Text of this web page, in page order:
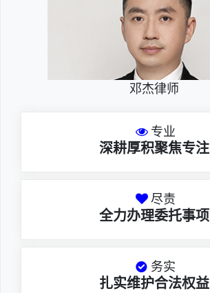
邓杰律师
专业
深耕厚积聚焦专注
尽责
全力办理委托事项
务实
扎实维护合法权益